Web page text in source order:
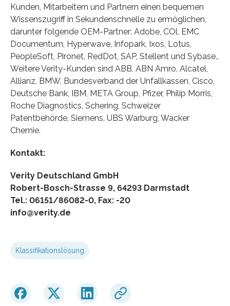
Kunden, Mitarbeitern und Partnern einen bequemen
Wissenszugriff in Sekundenschnelle zu ermöglichen,
darunter folgende OEM-Partner: Adobe, COl, EMC
Documentum, Hyperwave, Infopark, Ixos, Lotus,
PeopleSoft, Pironet, RedDot, SAP, Stellent und Sybase,.
Weitere Verity-Kunden sind ABB, ABN Amro, Alcatel,
Allianz, BMW, Bundesverband der Unfallkassen, Cisco,
Deutsche Bank, IBM, META Group, Pfizer, Philip Morris,
Roche Diagnostics, Schering, Schweizer
Patentbehörde, Siemens, UBS Warburg, Wacker
Chemie.
Kontakt:
Verity Deutschland GmbH
Robert-Bosch-Strasse 9, 64293 Darmstadt
Tel.: 06151/86082-0, Fax: -20
info@verity.de
Klassifikationslösung